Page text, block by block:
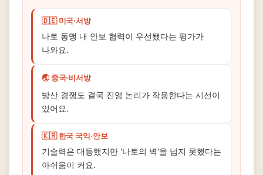
🇩🇪 미국·서방
나토 동맹 내 안보 협력이 우선됐다는 평가가
나와요.
🌏 중국·비서방
방산 경쟁도 결국 진영 논리가 작용한다는 시선이
있어요.
🇰🇷 한국 국익·안보
기술력은 대등했지만 '나토의 벽'을 넘지 못했다는
아쉬움이 커요.